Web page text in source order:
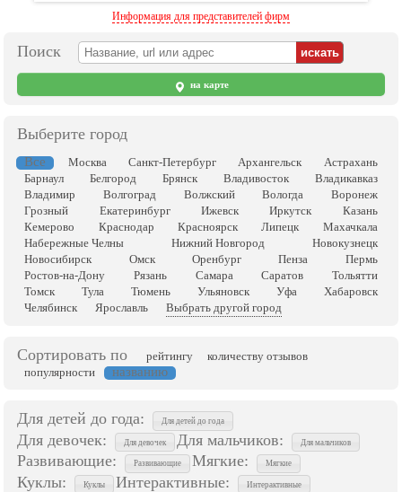
Информация для представителей фирм
Поиск
на карте
Выберите город
Все Москва Санкт-Петербург Архангельск
Астрахань
Барнаул
Белгород Брянск Владивосток
Владикавказ
Владимир
Волгоград Волжский Вологда
Воронеж
Грозный
Екатеринбург Ижевск Иркутск
Казань
Кемерово
Краснодар Красноярск Липецк
Махачкала
Набережные Челны
Нижний Новгород
Новокузнецк
Новосибирск
Омск Оренбург Пенза
Пермь
Ростов-на-Дону
Рязань Самара Саратов
Тольятти
Томск
Тула Тюмень Ульяновск Уфа
Хабаровск
Челябинск
Ярославль Выбрать другой город
Сортировать по рейтингу
количеству отзывов
популярности
названию
Для детей до года: Для детей до года
Для девочек: Для девочек Для мальчиков: Для мальчиков
Развивающие: Развивающие Мягкие: Мягкие
Куклы: Куклы Интерактивные: Интерактивные